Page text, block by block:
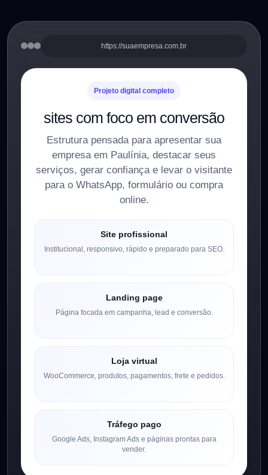
https://suaempresa.com.br
Projeto digital completo
sites com foco em conversão
Estrutura pensada para apresentar sua
empresa em Paulínia, destacar seus
serviços, gerar confiança e levar o visitante
para o WhatsApp, formulário ou compra
online.
Site profissional
Institucional, responsivo, rápido e preparado para SEO.
Landing page
Página focada em campanha, lead e conversão.
Loja virtual
WooCommerce, produtos, pagamentos, frete e pedidos.
Tráfego pago
Google Ads, Instagram Ads e páginas prontas para
vender.